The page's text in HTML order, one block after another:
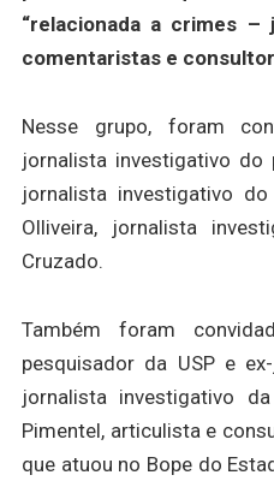
“relacionada a crimes –
comentaristas e
Nesse grupo, foram
jornalista investigativo do
jornalista investigativo
Olliveira, jornalista
Cruzado.
Também foram
pesquisador da USP e
jornalista investigativo
Pimentel, articulista e
que atuou no Bope do